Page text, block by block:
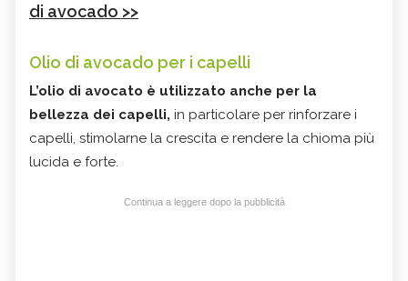
di avocado >>
Olio di avocado per i capelli
L’olio di avocato è utilizzato anche per la
bellezza dei capelli, in particolare per rinforzare i
capelli, stimolarne la crescita e rendere la chioma più
lucida e forte.
Continua a leggere dopo la pubblicità